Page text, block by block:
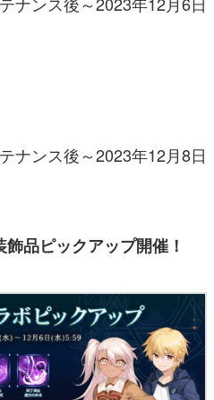
ナンス後～2023年12月8日
品ピックアップ開催！